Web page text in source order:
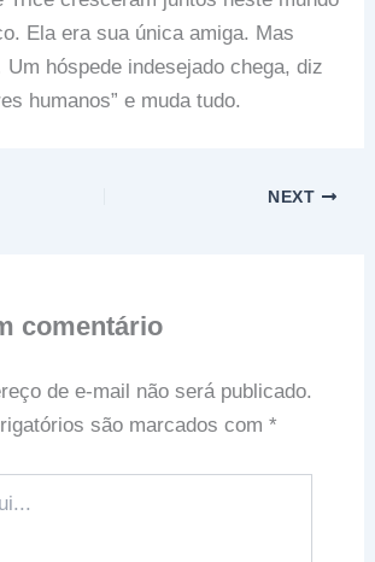
Ela era sua única amiga. Mas
hóspede indesejado chega, diz
humanos” e muda tudo.
NEXT
comentário
de e-mail não será publicado.
são marcados com *